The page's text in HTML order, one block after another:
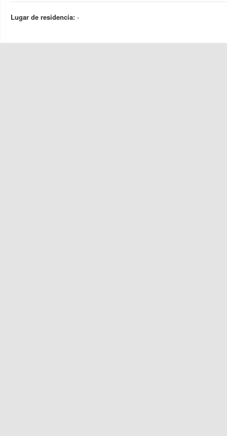
Lugar de residencia: -